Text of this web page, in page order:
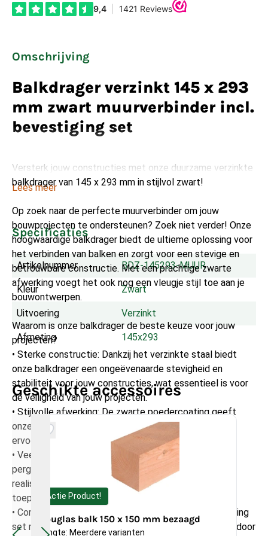
Omschrijving
Balkdrager verzinkt 145 x 293
mm zwart muurverbinder incl.
bevestiging set
Versterk jouw constructies met onze duurzame verzinkte
balkdrager van 145 x 293 mm in stijlvol zwart!
Op zoek naar de perfecte muurverbinder om jouw
bouwprojecten te ondersteunen? Zoek niet verder! Onze
hoogwaardige balkdrager biedt de ultieme oplossing voor
het verbinden van balken en zorgt voor een stevige en
betrouwbare constructie. Met een prachtige zwarte
afwerking voegt het ook nog een vleugje stijl toe aan je
bouwontwerpen.
Waarom is onze balkdrager de beste keuze voor jouw
projecten?
• Sterke constructie: Dankzij het verzinkte staal biedt
onze balkdrager een ongeëvenaarde stevigheid en
stabiliteit voor jouw constructies, wat essentieel is voor
de veiligheid van jouw projecten.
• Stijlvolle afwerking: De zwarte poedercoating geeft
onze balkdrager een eigentijdse uitstraling en zorgt
ervoor dat deze naadloos past bij diverse bouwstijlen.
• Veelzijdige toepassingen: Of je nu een overkapping,
pergola, carport, of een ander constructieproject wilt
realiseren, onze balkdrager is geschikt voor diverse
toepassingen.
• Complete bevestiging set: De bijgeleverde bevestiging
set maakt de installatie een fluitje van een cent, waardoor
Lees meer
Specificaties
Artikelnummer BDZ-145293-MUUR
Kleur Zwart
Uitvoering Verzinkt
Afmeting 145x293
Geschikte accessoires
Actie Product!
Douglas balk 150 x 150 mm bezaagd
Lengte: Meerdere varianten